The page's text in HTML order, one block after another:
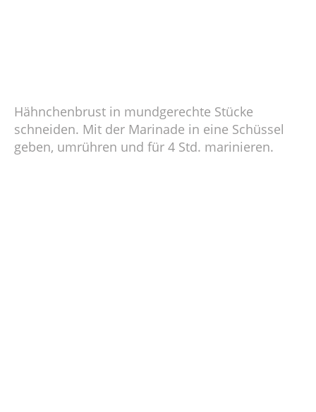
Hähnchenbrust in mundgerechte Stücke
schneiden. Mit der Marinade in eine Schüssel
geben, umrühren und für 4 Std. marinieren.